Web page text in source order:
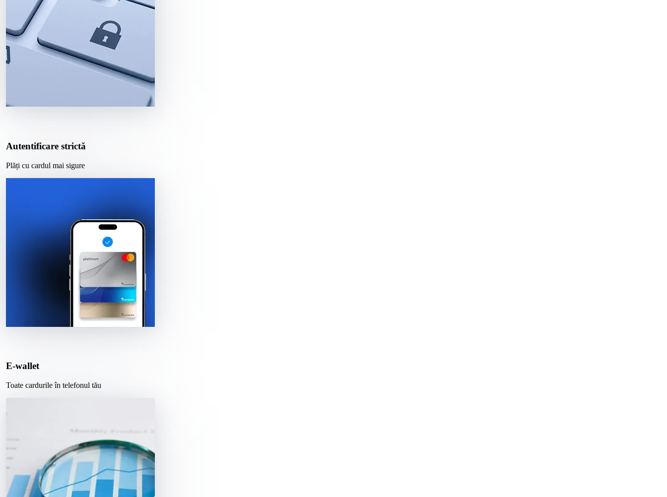
Autentificare strictă
Plăți cu cardul mai sigure
E-wallet
Toate cardurile în telefonul tău